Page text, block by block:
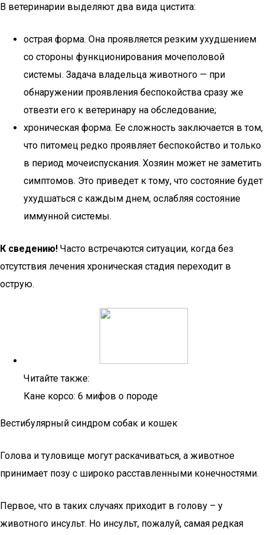
В ветеринарии выделяют два вида цистита:
острая форма. Она проявляется резким ухудшением
со стороны функционирования мочеполовой
системы. Задача владельца животного — при
обнаружении проявления беспокойства сразу же
отвезти его к ветеринару на обследование;
хроническая форма. Ее сложность заключается в том,
что питомец редко проявляет беспокойство и только
в период мочеиспускания. Хозяин может не заметить
симптомов. Это приведет к тому, что состояние будет
ухудшаться с каждым днем, ослабляя состояние
иммунной системы.
К сведению! Часто встречаются ситуации, когда без
отсутствия лечения хроническая стадия переходит в
острую.
Читайте также:
Кане корсо: 6 мифов о породе
Вестибулярный синдром собак и кошек
Голова и туловище могут раскачиваться, а животное
принимает позу с широко расставленными конечностями.
Первое, что в таких случаях приходит в голову – у
животного инсульт. Но инсульт, пожалуй, самая редкая